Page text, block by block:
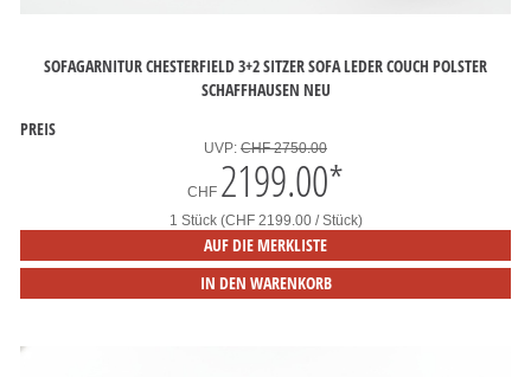
SOFAGARNITUR CHESTERFIELD 3+2 SITZER SOFA LEDER COUCH POLSTER
SCHAFFHAUSEN NEU
PREIS
UVP: CHF 2750.00
CHF 2199.00*
1 Stück (CHF 2199.00 / Stück)
AUF DIE MERKLISTE
IN DEN WARENKORB